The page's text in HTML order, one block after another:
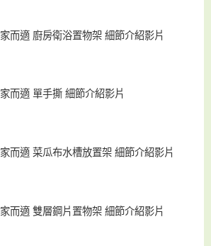
家而適 廚房衛浴置物架 細節介紹影片
家而適 單手撕 細節介紹影片
家而適 菜瓜布水槽放置架 細節介紹影片
家而適 雙層鋼片置物架 細節介紹影片